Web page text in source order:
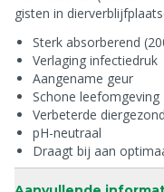
gisten in
Sterk absorberend
Verlaging infectiedruk
Aangename geur
Schone leefomgeving
Verbeterde
pH-neutraal
Draagt bij aan